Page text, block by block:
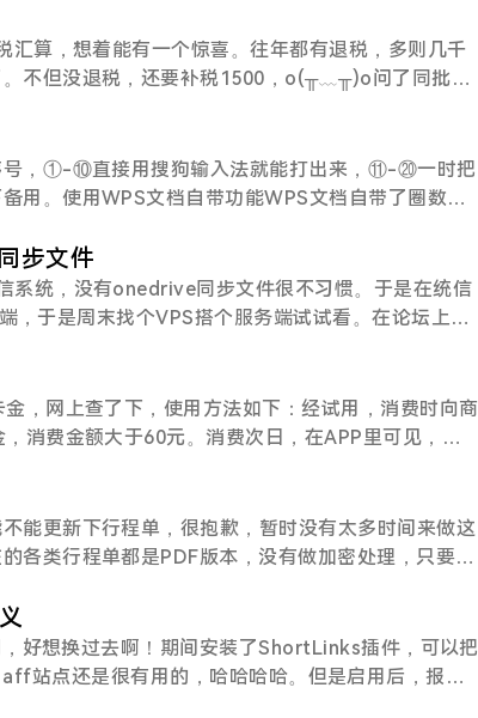
：微信 - 我 - 服务 - 钱包 - 银行卡 - 下拉添加银行
汇算，想着能有一个惊喜。往年都有退税，多则几千
不但没退税，还要补税1500，o(╥﹏╥)o问了同批次
多。拖了一个多月后，决定还是早点补税吧，免得忘
的哦，部分银行有积分。
号，①-⑩直接用搜狗输入法就能打出来，⑪-⑳一时把
用。使用WPS文档自带功能WPS文档自带了圈数字
，点击“文”（拼音指南），下拉选中“@带圈字符”。
码输入：输入以下代码，选中然后按Alt+X就可以
点击搜狗输入法图标，选择“符号大全”，进入“数字
步文件
系统，没有onedrive同步文件很不习惯。于是在统信
于是周末找个VPS搭个服务端试试看。在论坛上翻
五了，就用Vultr将就下，还有几十刀的余额。第一
安装完宝塔面板只剩46G可用。但是onedrive文件
闪，想到了目前在用的方法。先开一台月付5$的常规
，然后额外购买160G的HHD存储卷，挂载到5$的机
，160G的SSD作为文件存储，美滋滋。简单记录下
，没注册的可以点击这里，免费送300$试用。
快些），1C1G25G即可，月付5$。额外购买Block St
据需求添加。将Block Storage关联到V
，网上查了下，使用方法如下：经试用，消费时向商
消费金额大于60元。消费次日，在APP里可见，银
1. 打开交通银行（注：交行）的买单吧APP；2. 选择
；5. 进行授权操作，“确认授权”，完成授权绑定。B.
不是云闪付APP。1. 打开交行的买单吧APP；2.
图片中央，有“云闪付”字样即可——让商户直接扫这
不是这种二维码，就要点击二维码图片下方的——
再向商家岀示新的二维码付款。
能更新下行程单，很抱歉，暂时没有太多时间来做这
各类行程单都是PDF版本，没有做加密处理，只要有
可以先试着自己修改。
好想换过去啊！期间安装了ShortLinks插件，可以把
站点还是很有用的，哈哈哈哈。但是启用后，报
defined in **/common.php on line 6。虽然不